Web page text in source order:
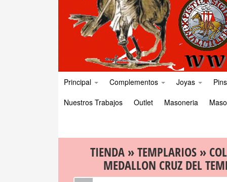
Principal Complementos Joyas
Pins
Nuestros Trabajos
Outlet Masoneria
TIENDA »TEMPLARIOS »
MEDALLON CRUZ DEL